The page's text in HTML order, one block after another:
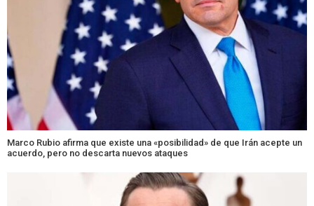
Marco Rubio afirma que existe una «posibilidad» de que Irán acepte un
acuerdo, pero no descarta nuevos ataques